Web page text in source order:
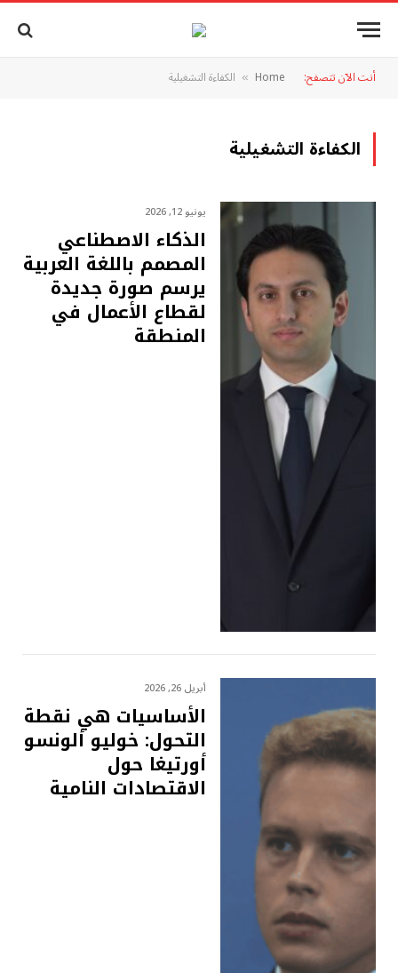
أنت الآن تتصفح: Home
» الكفاءة التشغيلية
الكفاءة التشغيلية
يونيو 12, 2026
الذكاء الاصطناعي
المصمم باللغة العربية
يرسم صورة جديدة
لقطاع الأعمال في
المنطقة
أبريل 26, 2026
الأساسيات هي نقطة
التحول: خوليو ألونسو
أورتيغا حول
الاقتصادات النامية